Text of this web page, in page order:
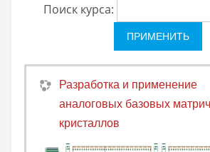
Поиск курса:
Разработка и применение
аналоговых базовых
кристаллов